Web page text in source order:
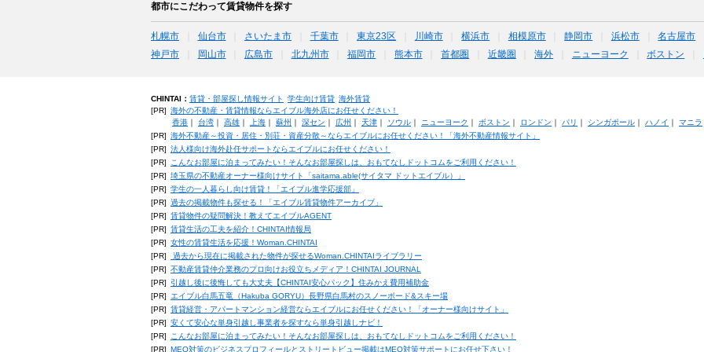
都市にこだわって賃貸物件を探す
札幌市 仙台市 さいたま市 千葉市 東京23区 川崎市 横浜市 相模原市 静岡市 浜松市 名古屋市
神戸市
岡山市 広島市 北九州市 福岡市 熊本市 首都圏 近畿圏 海外 ニューヨーク ボストン
CHINTAI： 賃貸・部屋探し情報サイト 学生向け賃貸 海外賃貸
[PR] 海外の不動産・賃貸情報ならエイブル海外店にお任せください！
香港｜ 台湾｜ 高雄｜ 上海｜ 蘇州 ｜ 深セン ｜ 広州 ｜ 天津｜ ソウル｜ ニューヨーク ｜ ボストン ｜ ロンドン ｜ パリ ｜ シンガポール｜ ハノイ ｜ マニラ
[PR] 海外不動産～投資・居住・別荘・資産分散～ならエイブルにお任せください！「海外不動産情報サイト」
[PR] 法人様向け海外赴任サポートならエイブルにお任せください！
[PR]
こんなお部屋に泊まってみたい！そんなお部屋探しは、おもてなしドットコムをご利用ください！
[PR] 埼玉県の不動産オーナー様向けサイト「saitama.able(サイタマ ドットエイブル）」
[PR] 学生の一人暮らし向け賃貸！「エイブル進学応援部」
[PR] 過去の掲載物件も探せる！「エイブル賃貸物件アーカイブ」
[PR] 賃貸物件の疑問解決！教えてエイブルAGENT
[PR] 賃貸生活の工夫を紹介！CHINTAI情報局
[PR] 女性の賃貸生活を応援！Woman.CHINTAI
[PR]
過去から現在に掲載された物件が探せるWoman.CHINTAIライブラリー
[PR] 不動産賃貸仲介業務のプロ向けお役立ちメディア！CHINTAI JOURNAL
[PR]
引越し後に後悔しても大丈夫【CHINTAI安心パック】住みかえ費用補助金
[PR]
エイブル白馬五竜（Hakuba GORYU）長野県白馬村のスノーボード&スキー場
[PR] 賃貸経営・アパートマンション経営ならエイブルにお任せください！「オーナー様向けサイト」
[PR] 安くて安心な単身引越し事業者を探すなら単身引越しナビ！
[PR]
こんなお部屋に泊まってみたい！そんなお部屋探しは、おもてなしドットコムをご利用ください！
[PR] MEO対策のビジネスプロフィールとストリートビュー掲載はMEO対策サポートにお任せ下さい！